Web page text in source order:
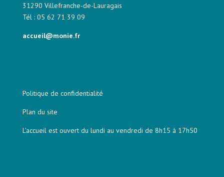
31290 Villefranche-de-Lauragais
Tél : 05 62 71 39 09
accueil@monie.fr
Politique de confidentialité
Plan du site
L’accueil est ouvert du lundi au vendredi de 8h15 à 17h50